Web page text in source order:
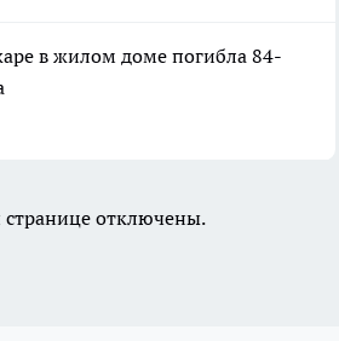
в жилом доме погибла 84-
отключены.